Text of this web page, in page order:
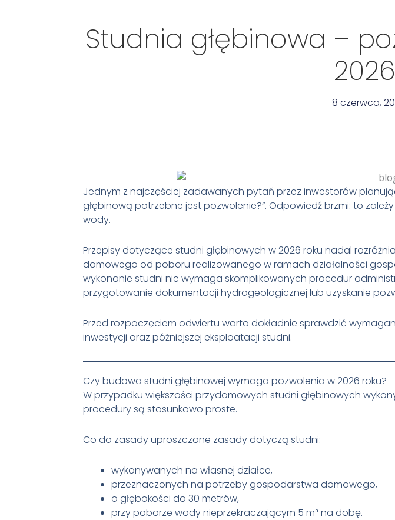
Studnia głębinowa –
8 czerwca,
Jednym z najczęściej zadawanych pytań przez inwestorów
głębinową potrzebne jest pozwolenie?”. Odpowiedź brzmi: to
wody.
Przepisy dotyczące studni głębinowych w 2026 roku nadal
domowego od poboru realizowanego w ramach działalności
wykonanie studni nie wymaga skomplikowanych procedur
przygotowanie dokumentacji hydrogeologicznej lub uzyskanie
Przed rozpoczęciem odwiertu warto dokładnie sprawdzić
inwestycji oraz późniejszej eksploatacji studni.
Czy budowa studni głębinowej wymaga pozwolenia w 2026 roku?
W przypadku większości przydomowych studni głębinowych
procedury są stosunkowo proste.
Co do zasady uproszczone zasady dotyczą studni:
wykonywanych na własnej działce,
przeznaczonych na potrzeby gospodarstwa domowego,
o głębokości do 30 metrów,
przy poborze wody nieprzekraczającym 5 m³ na dobę.